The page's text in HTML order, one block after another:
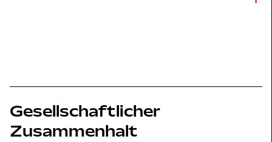
Gesellschaftlicher
Zusammenhalt